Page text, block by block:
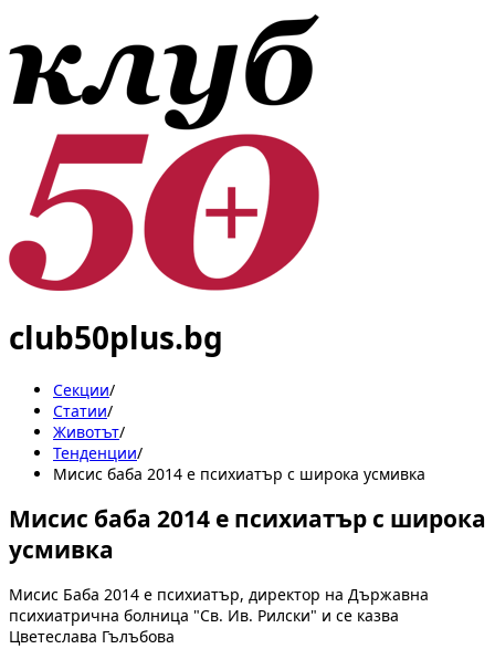
club50plus.bg
Секции/
Статии/
Животът/
Тенденции/
Мисис баба 2014 е психиатър с широка усмивка
Мисис баба 2014 е психиатър с широка
усмивка
Мисис Баба 2014 e психиатър, директор на Държавна
психиатрична болница "Св. Ив. Рилски" и се казва
Цветеслава Гълъбова